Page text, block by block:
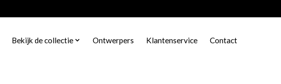
Bekijk de collectie Ontwerpers Klantenservice Contact